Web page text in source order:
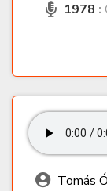
1978 :
Tomás